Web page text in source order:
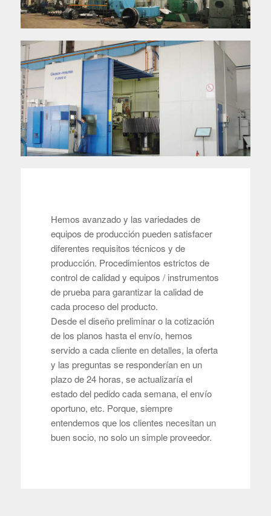
Hemos avanzado y las variedades de
equipos de producción pueden satisfacer
diferentes requisitos técnicos y de
producción. Procedimientos estrictos de
control de calidad y equipos / instrumentos
de prueba para garantizar la calidad de
cada proceso del producto.
Desde el diseño preliminar o la cotización
de los planos hasta el envío, hemos
servido a cada cliente en detalles, la oferta
y las preguntas se responderían en un
plazo de 24 horas, se actualizaría el
estado del pedido cada semana, el envío
oportuno, etc. Porque, siempre
entendemos que los clientes necesitan un
buen socio, no solo un simple proveedor.